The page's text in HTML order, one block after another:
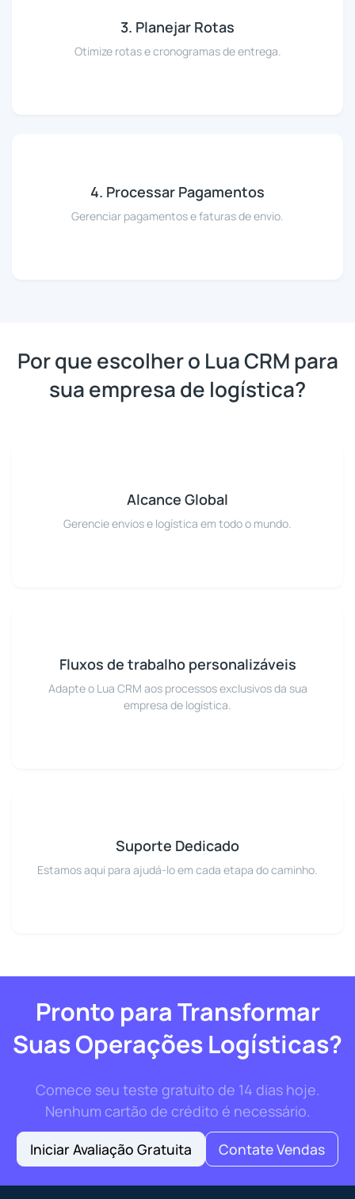
3. Planejar Rotas
Otimize rotas e cronogramas de entrega.
4. Processar Pagamentos
Gerenciar pagamentos e faturas de envio.
Por que escolher o Lua CRM para
sua empresa de logística?
Alcance Global
Gerencie envios e logística em todo o mundo.
Fluxos de trabalho personalizáveis
Adapte o Lua CRM aos processos exclusivos da sua
empresa de logística.
Suporte Dedicado
Estamos aqui para ajudá-lo em cada etapa do caminho.
Pronto para Transformar
Suas Operações Logísticas?
Comece seu teste gratuito de 14 dias hoje.
Nenhum cartão de crédito é necessário.
Iniciar Avaliação Gratuita
Contate Vendas